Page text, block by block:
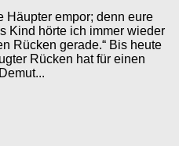
Häupter empor; denn eure
Kind hörte ich immer wieder
Rücken gerade.“ Bis heute
Rücken hat für einen